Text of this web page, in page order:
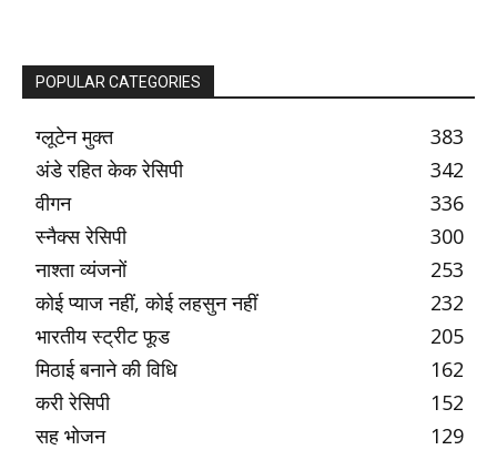
POPULAR CATEGORIES
ग्लूटेन मुक्त
383
अंडे रहित केक रेसिपी
342
वीगन
336
स्नैक्स रेसिपी
300
नाश्ता व्यंजनों
253
कोई प्याज नहीं, कोई लहसुन नहीं
232
भारतीय स्ट्रीट फूड
205
मिठाई बनाने की विधि
162
करी रेसिपी
152
सह भोजन
129